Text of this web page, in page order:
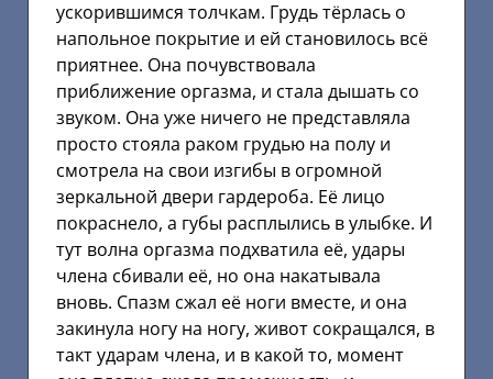
ускорившимся толчкам. Грудь тёрлась о
напольное покрытие и ей становилось всё
приятнее. Она почувствовала
приближение оргазма, и стала дышать со
звуком. Она уже ничего не представляла
просто стояла раком грудью на полу и
смотрела на свои изгибы в огромной
зеркальной двери гардероба. Её лицо
покраснело, а губы расплылись в улыбке. И
тут волна оргазма подхватила её, удары
члена сбивали её, но она накатывала
вновь. Спазм сжал её ноги вместе, и она
закинула ногу на ногу, живот сокращался, в
такт ударам члена, и в какой то, момент